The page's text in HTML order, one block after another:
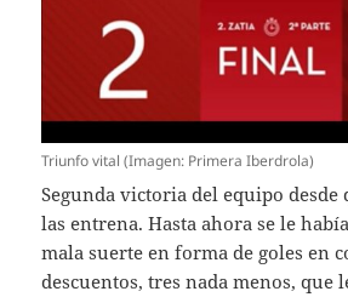
Triunfo vital (Imagen: Primera Iberdrola)
Segunda victoria del equipo
las entrena. Hasta ahora se le
mala suerte en forma de goles en
descuentos, tres nada menos, que